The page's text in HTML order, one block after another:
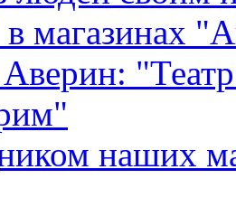
магазинах
наших